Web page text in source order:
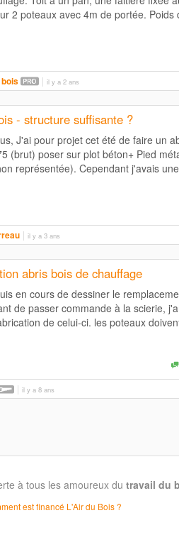
2 poteaux avec 4m de portée. Poids
il y a 2 ans
- structure suffisante ?
J'ai pour projet cet été de faire un
(brut) poser sur plot béton+ Pied
représentée). Cependant j'avais
il y a 3 ans
abris bois de chauffage
en cours de dessiner le
de passer commande à la scierie,
de celui-ci. les poteaux
il y a 8 ans
à tous les amoureux du travail du
est financé L'Air du Bois ?